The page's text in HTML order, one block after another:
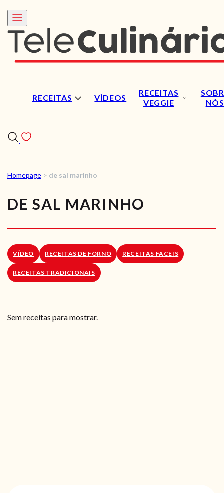
RECEITAS VÍDEOS
RECEITAS
VEGGIE
NÓS
VÍDEOS
RECEITAS VEGGIE
SOBRE NÓS
LOJA ONLINE
Homepage > de sal marinho
DE SAL MARINHO
VÍDEO RECEITAS DE FORNO RECEITAS FACEIS
RECEITAS TRADICIONAIS
Sem receitas para mostrar.